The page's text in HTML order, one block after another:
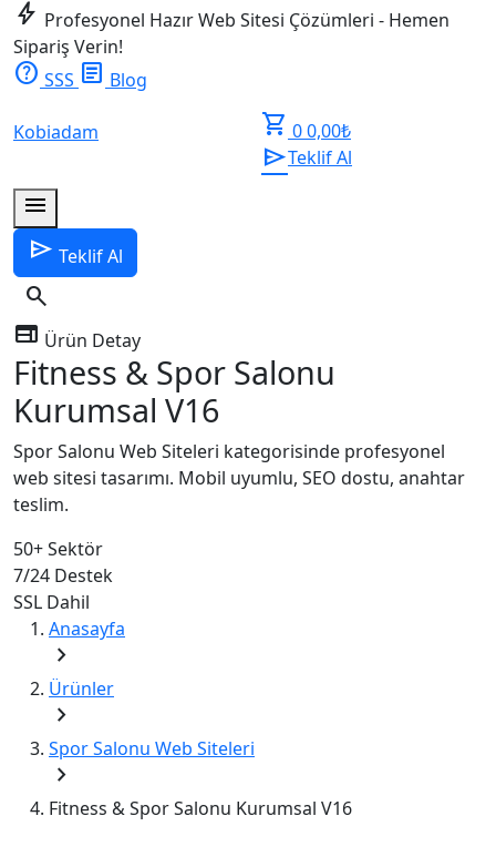
bolt Profesyonel Hazır Web Sitesi Çözümleri - Hemen
Sipariş Verin!
help SSS article Blog
Kobiadam shopping_cart 00,00₺
sendTeklif Al
menu
send Teklif Al
search
web Ürün Detay
Fitness & Spor Salonu
Kurumsal V16
Spor Salonu Web Siteleri kategorisinde profesyonel
web sitesi tasarımı. Mobil uyumlu, SEO dostu, anahtar
teslim.
50+Sektör
7/24 Destek
SSL Dahil
Anasayfa
chevron_right
Ürünler
chevron_right
Spor Salonu Web Siteleri
chevron_right
Fitness & Spor Salonu Kurumsal V16